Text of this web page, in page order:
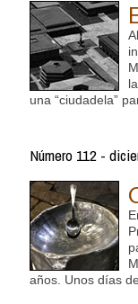
una “ciudadela”
Número 112 -
años. Unos días